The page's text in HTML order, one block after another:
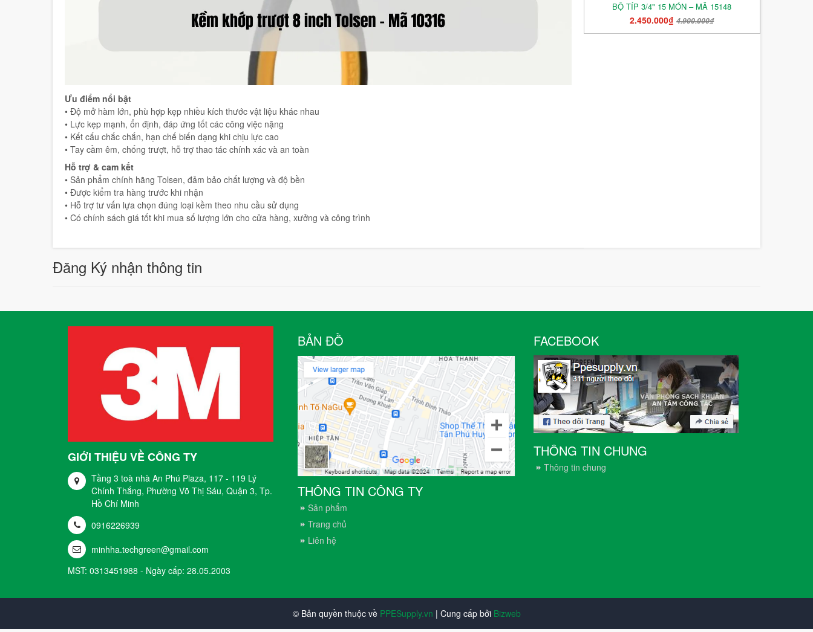
Ưu điểm nổi bật
• Độ mở hàm lớn, phù hợp kẹp nhiều kích thước vật liệu khác nhau
• Lực kẹp mạnh, ổn định, đáp ứng tốt các công việc nặng
• Kết cấu chắc chắn, hạn chế biến dạng khi chịu lực cao
• Tay cầm êm, chống trượt, hỗ trợ thao tác chính xác và an toàn
Hỗ trợ & cam kết
• Sản phẩm chính hãng Tolsen, đảm bảo chất lượng và độ bền
• Được kiểm tra hàng trước khi nhận
• Hỗ trợ tư vấn lựa chọn đúng loại kềm theo nhu cầu sử dụng
• Có chính sách giá tốt khi mua số lượng lớn cho cửa hàng, xưởng và công trình
BỘ TÍP 3/4" 15 MÓN – MÃ 15148
2.450.000₫4.900.000₫
Đăng Ký nhận thông tin
GIỚI THIỆU VỀ CÔNG TY
Tầng 3 toà nhà An Phú Plaza, 117 - 119 Lý
Chính Thắng, Phường Võ Thị Sáu, Quận 3, Tp.
Hồ Chí Minh
0916226939
minhha.techgreen@gmail.com
MST: 0313451988 - Ngày cấp: 28.05.2003
BẢN ĐỒ
THÔNG TIN CÔNG TY
Sản phẩm
Trang chủ
Liên hệ
FACEBOOK
THÔNG TIN CHUNG
Thông tin chung
© Bản quyền thuộc về PPESupply.vn | Cung cấp bởi Bizweb